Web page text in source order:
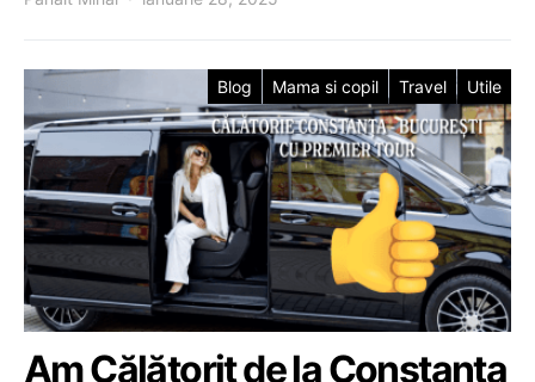
Blog Mama si copil Travel Utile
Am Călătorit de la Constanța